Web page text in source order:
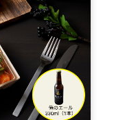
チック製品仕様
肉とウナギのブ
ジ600Wで1分
ラタン仕立て
だきますとよ